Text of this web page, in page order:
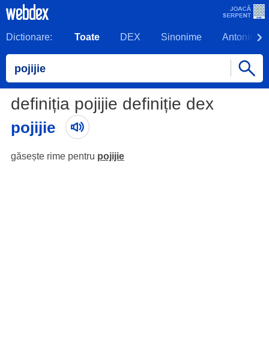
Dictionare: Toate DEX Sinonime Antonime
definiția pojijie definiție dex
pojijie
găsește rime pentru pojijie